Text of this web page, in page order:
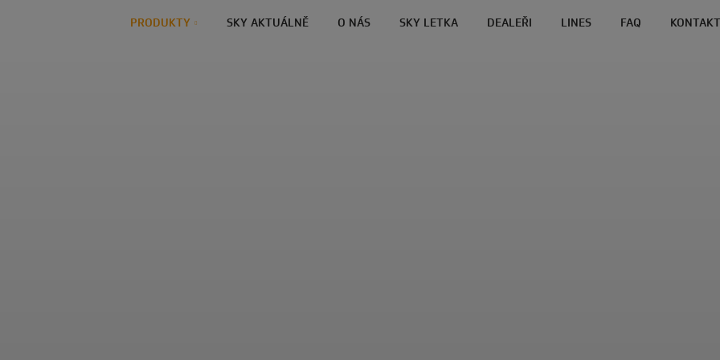
PRODUKTY SKY AKTUÁLNĚ O NÁS SKY LETKA DEALEŘI LINES FAQ KONTAKT